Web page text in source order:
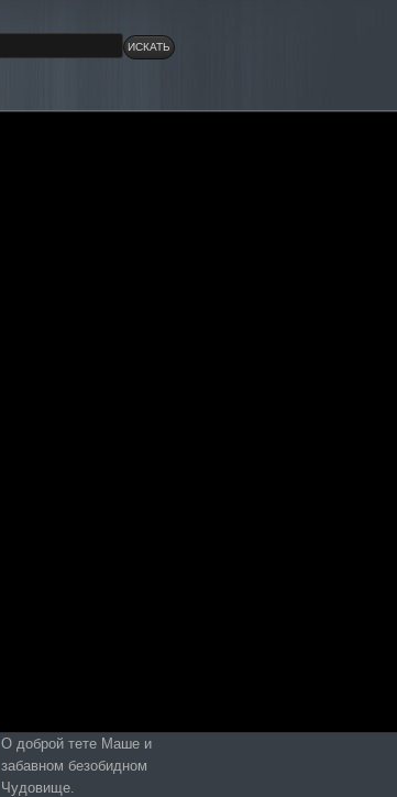
О доброй тете Маше и
забавном безобидном
Чудовище.